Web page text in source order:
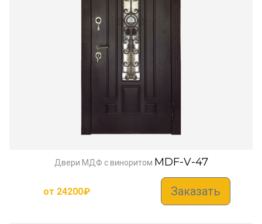
Двери МДФ с виноритом MDF-V-47
от 24200₽ Заказать